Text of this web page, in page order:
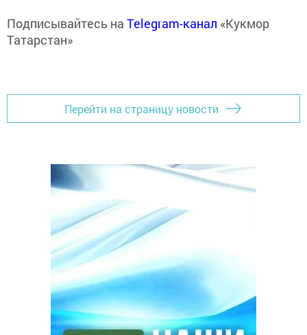
Подписывайтесь на Telegram-канал «Кукмор
Татарстан»
Перейти на страницу новости